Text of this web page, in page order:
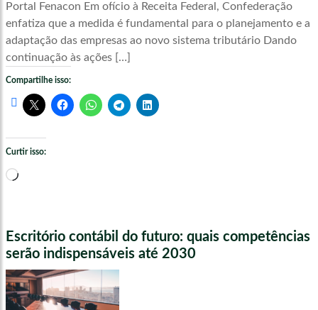
Portal Fenacon Em ofício à Receita Federal, Confederação
enfatiza que a medida é fundamental para o planejamento e a
adaptação das empresas ao novo sistema tributário Dando
continuação às ações […]
Compartilhe isso:
Curtir isso:
Carregando...
Escritório contábil do futuro: quais competências
serão indispensáveis até 2030